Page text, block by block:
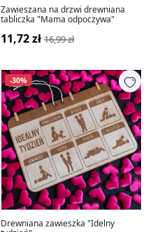
Zawieszana na drzwi drewniana
tabliczka "Mama odpoczywa"
11,72 zł 16,99 zł
-30%
Drewniana zawieszka "Idelny